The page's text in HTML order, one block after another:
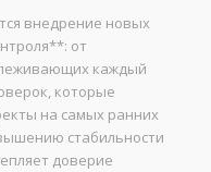
внедрение новых
от
каждый
которые
на самых ранних
стабильности
доверие